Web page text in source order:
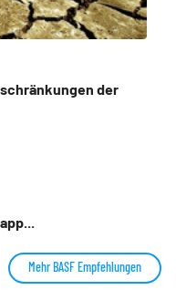
der
Mehr BASF Empfehlungen